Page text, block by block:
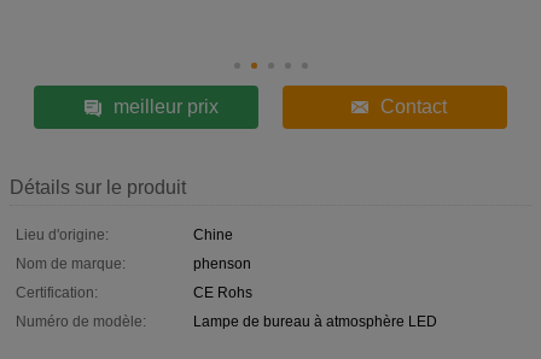
meilleur prix Contact
Détails sur le produit
Lieu d'origine:
Chine
Nom de marque:
phenson
Certification:
CE Rohs
Numéro de modèle:
Lampe de bureau à atmosphère LED